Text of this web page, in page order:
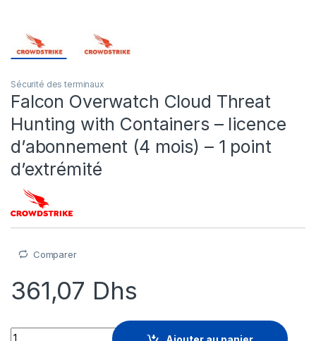
Sécurité des terminaux
Falcon Overwatch Cloud Threat
Hunting with Containers – licence
d’abonnement (4 mois) – 1 point
d’extrémité
Comparer
361,07 Dhs
Falcon Overwatch Cloud Threat Hunting with Containers -